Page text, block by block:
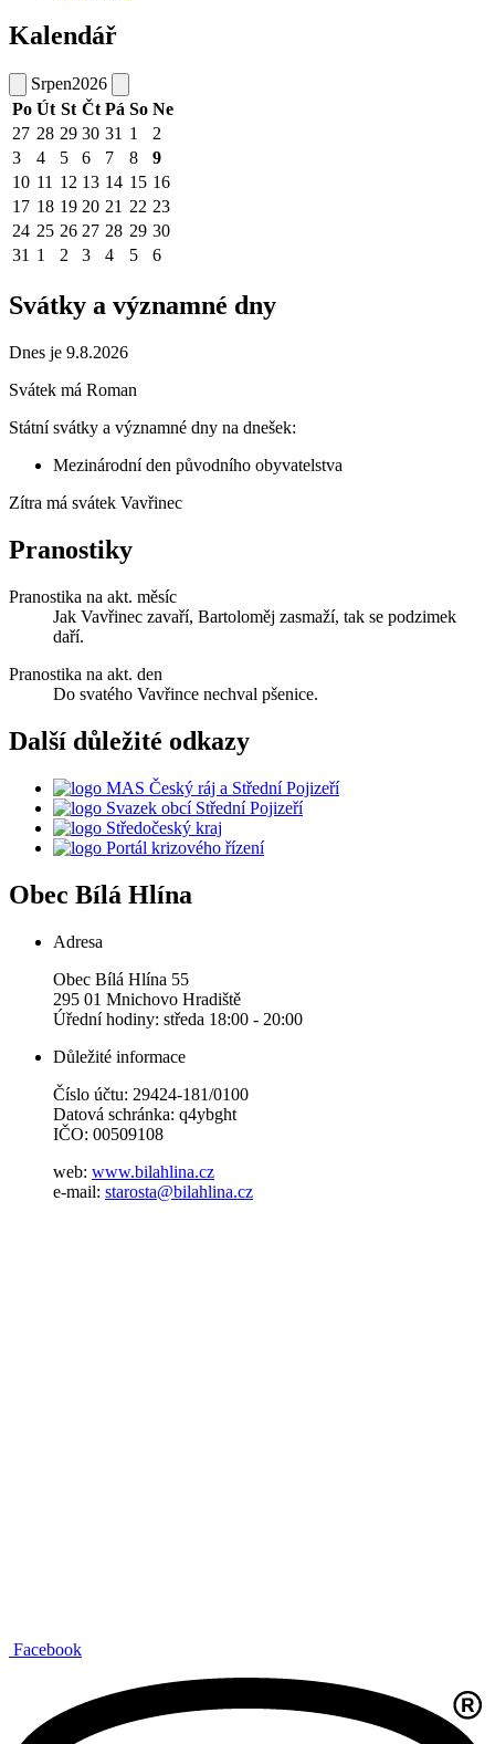
Kalendář
Srpen2026
Po Út St Čt Pá So Ne
27 28 29 30 31 1
2
3
4 5 6 7 8
9
10 11 12 13 14 15 16
17 18 19 20 21 22 23
24 25 26 27 28 29 30
31 1 2 3 4 5 6
Svátky a významné dny
Dnes je 9.8.2026
Svátek má Roman
Státní svátky a významné dny na dnešek:
Mezinárodní den původního obyvatelstva
Zítra má svátek Vavřinec
Pranostiky
Pranostika na akt. měsíc
Jak Vavřinec zavaří, Bartoloměj zasmaží, tak se podzimek
daří.
Pranostika na akt. den
Do svatého Vavřince nechval pšenice.
Další důležité odkazy
MAS Český ráj a Střední Pojizeří
Svazek obcí Střední Pojizeří
Středočeský kraj
Portál krizového řízení
Obec Bílá Hlína
Adresa
Obec Bílá Hlína 55
295 01 Mnichovo Hradiště
Úřední hodiny: středa 18:00 - 20:00
Důležité informace
Číslo účtu: 29424-181/0100
Datová schránka: q4ybght
IČO: 00509108
web: www.bilahlina.cz
e-mail: starosta@bilahlina.cz
Facebook